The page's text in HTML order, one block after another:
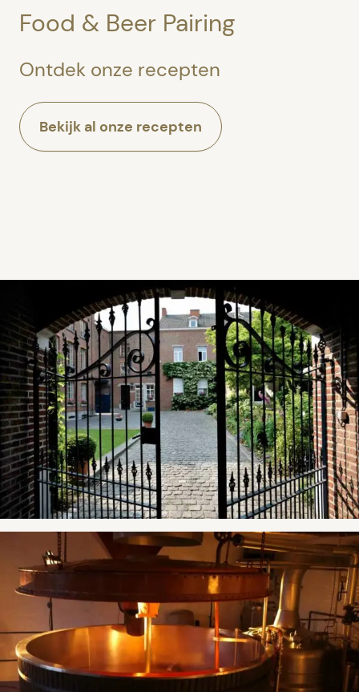
Food & Beer Pairing
Ontdek onze recepten
Bekijk al onze recepten